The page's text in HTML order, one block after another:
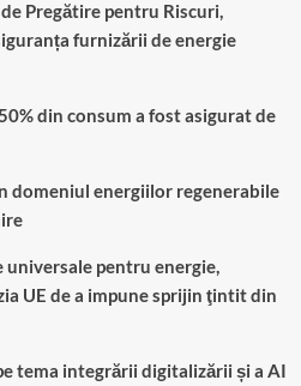
Pregătire pentru Riscuri,
furnizării de energie
din consum a fost asigurat de
domeniul energiilor regenerabile
universale pentru energie,
UE de a impune sprijin ţintit din
tema integrării digitalizării și a AI